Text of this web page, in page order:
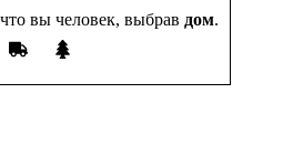
вы человек, выбрав дом.